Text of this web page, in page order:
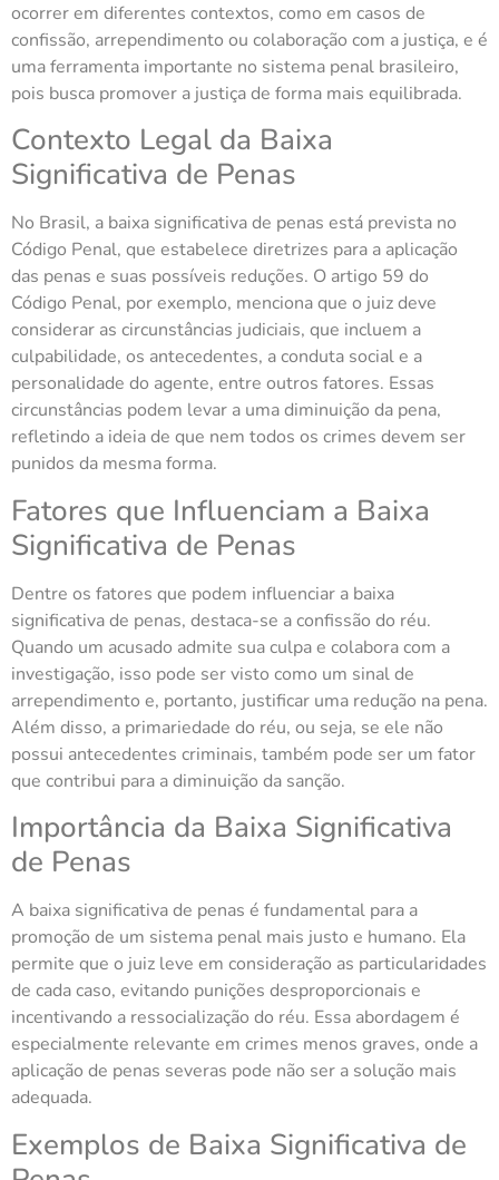
ocorrer em diferentes contextos, como em casos de
confissão, arrependimento ou colaboração com a justiça, e é
uma ferramenta importante no sistema penal brasileiro,
pois busca promover a justiça de forma mais equilibrada.
Contexto Legal da Baixa
Significativa de Penas
No Brasil, a baixa significativa de penas está prevista no
Código Penal, que estabelece diretrizes para a aplicação
das penas e suas possíveis reduções. O artigo 59 do
Código Penal, por exemplo, menciona que o juiz deve
considerar as circunstâncias judiciais, que incluem a
culpabilidade, os antecedentes, a conduta social e a
personalidade do agente, entre outros fatores. Essas
circunstâncias podem levar a uma diminuição da pena,
refletindo a ideia de que nem todos os crimes devem ser
punidos da mesma forma.
Fatores que Influenciam a Baixa
Significativa de Penas
Dentre os fatores que podem influenciar a baixa
significativa de penas, destaca-se a confissão do réu.
Quando um acusado admite sua culpa e colabora com a
investigação, isso pode ser visto como um sinal de
arrependimento e, portanto, justificar uma redução na pena.
Além disso, a primariedade do réu, ou seja, se ele não
possui antecedentes criminais, também pode ser um fator
que contribui para a diminuição da sanção.
Importância da Baixa Significativa
de Penas
A baixa significativa de penas é fundamental para a
promoção de um sistema penal mais justo e humano. Ela
permite que o juiz leve em consideração as particularidades
de cada caso, evitando punições desproporcionais e
incentivando a ressocialização do réu. Essa abordagem é
especialmente relevante em crimes menos graves, onde a
aplicação de penas severas pode não ser a solução mais
adequada.
Exemplos de Baixa Significativa de